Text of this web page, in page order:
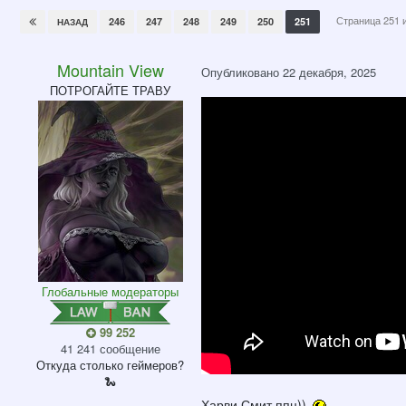
НАЗАД 246 247 248 249 250 251 Страница 251
Mountain View
ПОТРОГАЙТЕ ТРАВУ
Глобальные модераторы
99 252
41 241 сообщение
Откудастолько геймеров?
🐍
Опубликовано 22 декабря, 2025